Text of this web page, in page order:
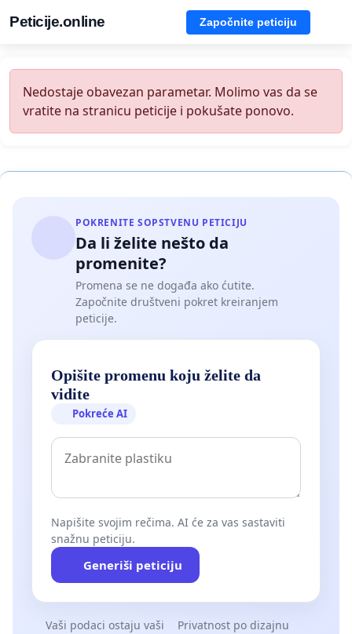
Peticije.online Započnite peticiju
Nedostaje obavezan parametar. Molimo vas da se
vratite na stranicu peticije i pokušate ponovo.
POKRENITE SOPSTVENU PETICIJU
Da li želite nešto da
promenite?
Promena se ne događa ako ćutite.
Započnite društveni pokret kreiranjem
peticije.
Opišite promenu koju želite da
vidite
Pokreće AI
Napišite svojim rečima. AI će za vas sastaviti
snažnu peticiju.
Generiši peticiju
Vaši podaci ostaju vaši Privatnost po dizajnu